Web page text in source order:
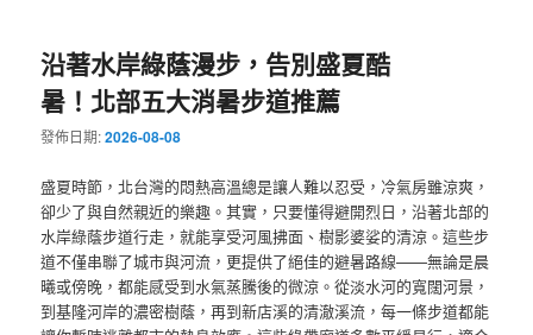
覽
沿著水岸綠蔭漫步，告別盛夏酷
暑！北部五大消暑步道推薦
發佈日期:2026-08-08
盛夏時節，北台灣的悶熱高溫總是讓人難以忍受，冷氣房雖涼爽，
卻少了與自然親近的樂趣。其實，只要懂得避開烈日，沿著北部的
水岸綠蔭步道行走，就能享受河風拂面、樹影婆娑的清涼。這些步
道不僅串聯了城市與河流，更提供了絕佳的避暑路線——無論是晨
曦或傍晚，都能感受到水氣蒸騰後的微涼。從淡水河的寬闊河景，
到基隆河岸的濃密樹蔭，再到新店溪的清澈溪流，每一條步道都能